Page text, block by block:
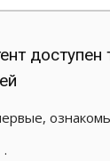
доступен
.